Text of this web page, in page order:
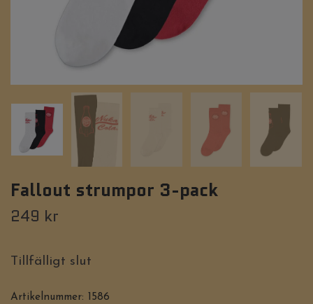
Fallout strumpor 3-pack
249 kr
Tillfälligt slut
Artikelnummer: 1586